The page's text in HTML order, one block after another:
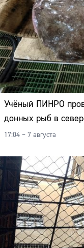
Учёный ПИНРО
донных рыб в
17:04 – 7 августа